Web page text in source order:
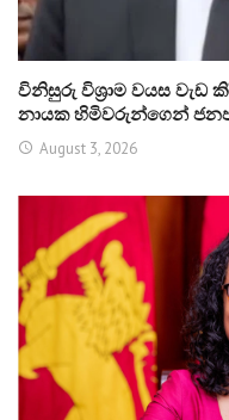
විනිසුරු විශ්‍රාම වයස වැඩ
නායක හිමිවරුන්ගෙන්
August 3, 2026